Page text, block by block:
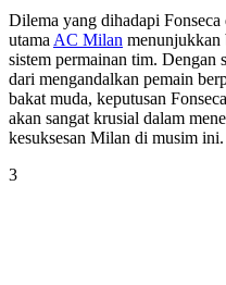
Dilema yang dihadapi Fonseca
utama AC Milan menunjukkan
sistem permainan tim. Dengan
dari mengandalkan pemain
bakat muda, keputusan
akan sangat krusial dalam
kesuksesan Milan di musim ini.
3